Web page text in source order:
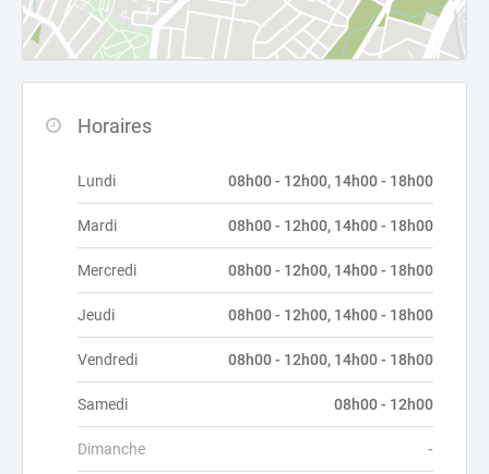
Horaires
Lundi 08h00 - 12h00, 14h00 - 18h00
Mardi 08h00 - 12h00, 14h00 - 18h00
Mercredi 08h00 - 12h00, 14h00 - 18h00
Jeudi 08h00 - 12h00, 14h00 - 18h00
Vendredi 08h00 - 12h00, 14h00 - 18h00
Samedi 08h00 - 12h00
Dimanche -